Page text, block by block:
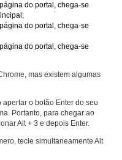
do portal, chega-se
do portal, chega-se
do portal, chega-se
mas existem algumas
o botão Enter do seu
Portanto, para chegar ao
Alt + 3 e depois Enter.
tecle simultaneamente Alt